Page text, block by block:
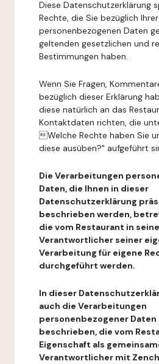
Diese Datenschutzerklärung
Rechte, die Sie bezüglich Ihrer
personenbezogenen Daten
geltenden gesetzlichen und
Bestimmungen haben.
Wenn Sie Fragen,
bezüglich dieser Erklärung
diese natürlich an das
Kontaktdaten richten, die
Welche Rechte haben Sie
diese ausüben?" aufgeführt
Die Verarbeitungen
Daten, die Ihnen in dieser
Datenschutzerklärung
beschrieben werden,
die vom Restaurant in
Verantwortlicher seiner
Verarbeitung für eigene
durchgeführt werden.
In dieser
auch die Verarbeitungen
personenbezogener
beschrieben, die vom
Eigenschaft als
Verantwortlicher mit